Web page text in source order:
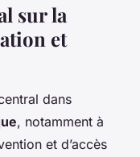
sur la
et
dans
, notamment à
et d’accès